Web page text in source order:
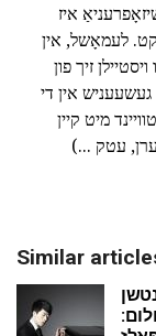
איז
לעמאָשל, אין
זיך פון
אין די
מיט קיין
עטק ...)
Similar